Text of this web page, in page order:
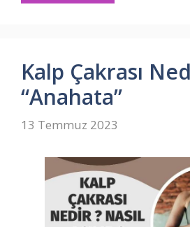
Kalp Çakrası
“Anahata”
13 Temmuz 2023